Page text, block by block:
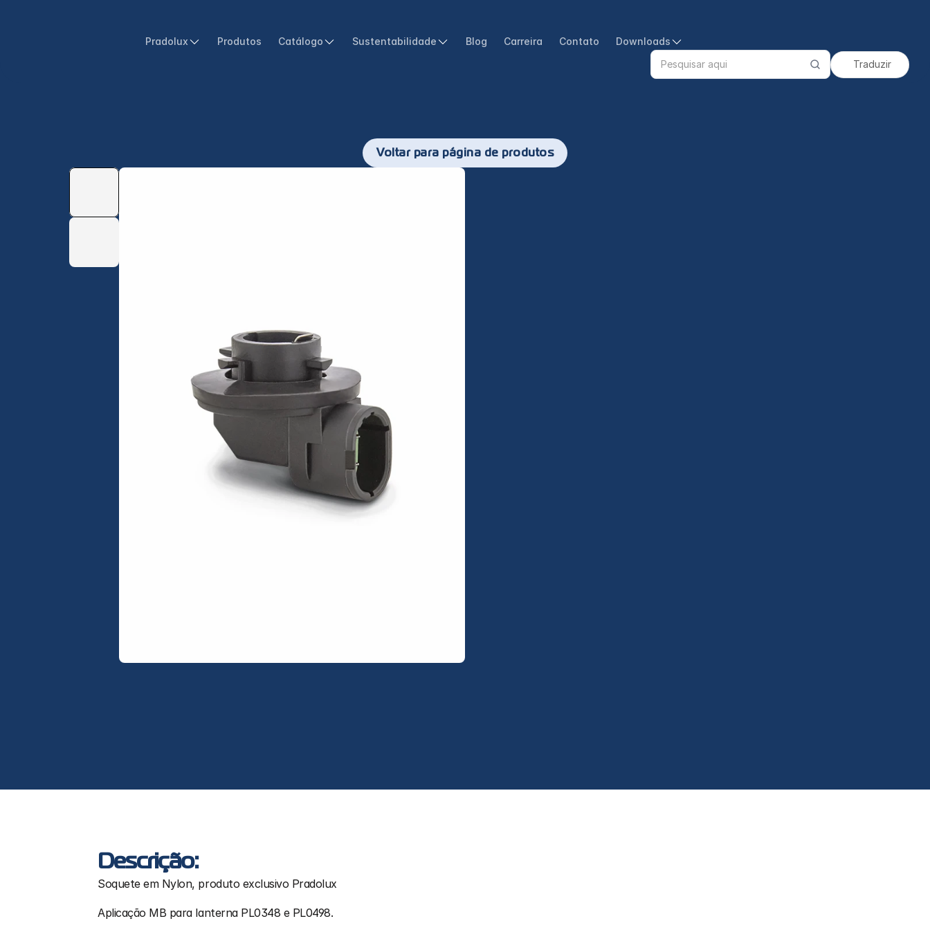
Voltar para página de produtos
Descrição:
Soquete em Nylon, produto exclusivo Pradolux
Aplicação MB para lanterna PL0348 e PL0498.
Pradolux Produtos Catálogo Sustentabilidade Blog Carreira Contato Downloads
Search
products
Traduzir